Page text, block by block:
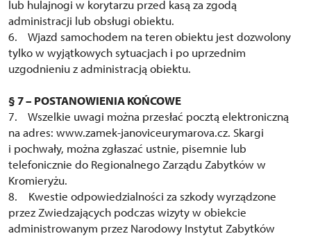
lub hulajnogi w korytarzu przed kasą za zgodą
administracji lub obsługi obiektu.
6. Wjazd samochodem na teren obiektu jest dozwolony
tylko w wyjątkowych sytuacjach i po uprzednim
uzgodnieniu z administracją obiektu.
§ 7 – POSTANOWIENIA KOŃCOWE
7. Wszelkie uwagi można przesłać pocztą elektroniczną
na adres: www.zamek-janoviceurymarova.cz. Skargi
i pochwały, można zgłaszać ustnie, pisemnie lub
telefonicznie do Regionalnego Zarządu Zabytków w
Kromieryżu.
8. Kwestie odpowiedzialności za szkody wyrządzone
przez Zwiedzających podczas wizyty w obiekcie
administrowanym przez Narodowy Instytut Zabytków